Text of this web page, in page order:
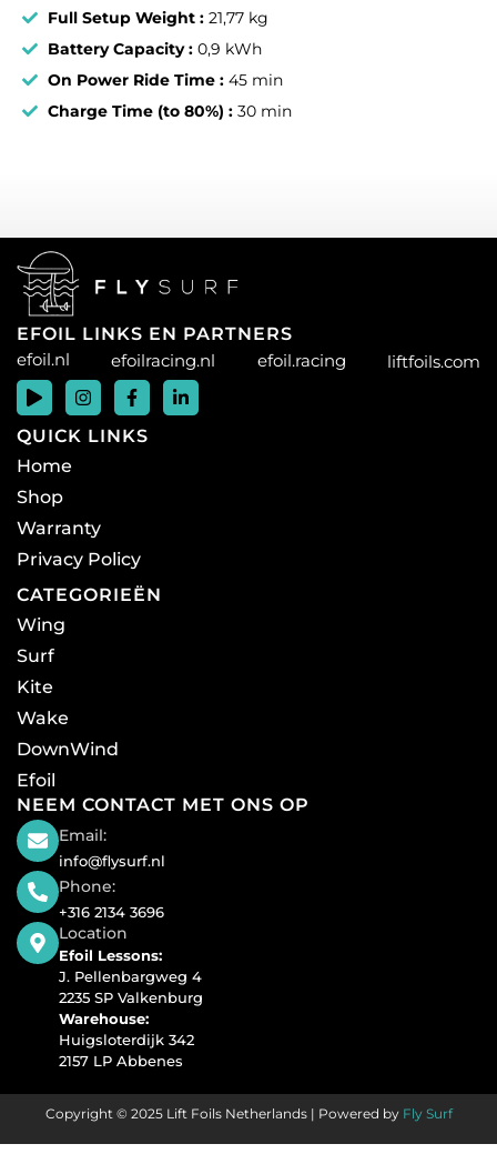
Full Setup Weight : 21,77 kg
Battery Capacity : 0,9 kWh
On Power Ride Time : 45 min
Charge Time (to 80%) : 30 min
EFOIL LINKS EN PARTNERS
efoil.nl
efoilracing.nl efoil.racing liftfoils.com
QUICK LINKS
Home
Shop
Warranty
Privacy Policy
CATEGORIEËN
Wing
Surf
Kite
Wake
DownWind
Efoil
NEEM CONTACT MET ONS OP
Email:
info@flysurf.nl
Phone:
+316 2134 3696
Location
Efoil Lessons:
J. Pellenbargweg 4
2235 SP Valkenburg
Warehouse:
Huigsloterdijk 342
2157 LP Abbenes
Copyright © 2025 Lift Foils Netherlands | Powered by Fly Surf